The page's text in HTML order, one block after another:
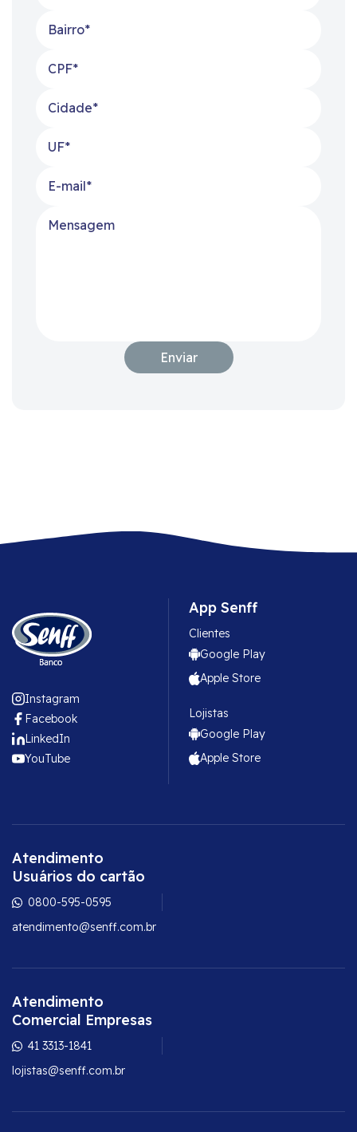
App Senff
Clientes
Google Play
Apple Store
Lojistas
Google Play
Apple Store
Instagram
Facebook
LinkedIn
YouTube
Atendimento
Usuários do cartão
0800-595-0595
atendimento@senff.com.br
Atendimento
Comercial Empresas
41 3313-1841
lojistas@senff.com.br